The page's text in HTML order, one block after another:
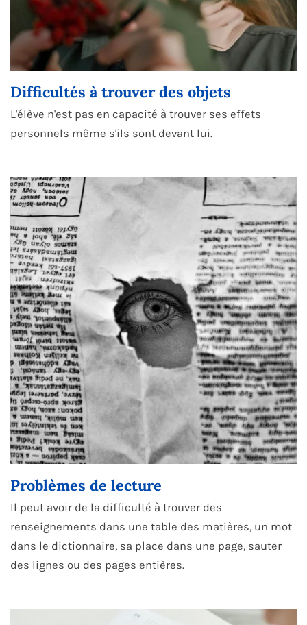
Difficultés à trouver des objets
L'élève n'est pas en capacité à trouver ses effets
personnels même s'ils sont devant lui.
Problèmes de lecture
Il peut avoir de la difficulté à trouver des
renseignements dans une table des matières, un mot
dans le dictionnaire, sa place dans une page, sauter
des lignes ou des pages entières.